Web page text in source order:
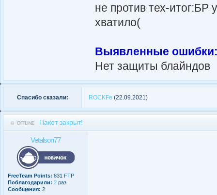
не против тех-
хватило(
Выявленные
Нет защиты блайндов
Спасибо сказали: ROCKFe (22.09.2021)
Пакет закрыт!
Vetalson77
FreeTeam Points: 831 FTP
Поблагодарили: 2 раз.
Сообщения: 2